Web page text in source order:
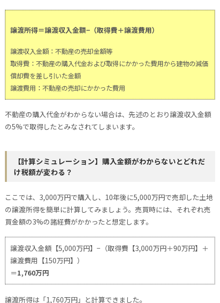
譲渡所得＝譲渡収入金額−（取得費＋譲渡費用）
譲渡収入金額：不動産の売却金額等
取得費：不動産の購入代金および取得にかかった費用から建物の減価
償却費を差し引いた金額
譲渡費用：不動産の売却にかかった費用
不動産の購入代金がわからない場合は、先述のとおり譲渡収入金額
の5%で取得したとみなされてしまいます。
【計算シミュレーション】購入金額がわからないとどれだ
け税額が変わる？
ここでは、3,000万円で購入し、10年後に5,000万円で売却した土地
の譲渡所得を簡単に計算してみましょう。売買時には、それぞれ売
買金額の3%の諸経費がかかったと想定します。
譲渡収入金額【5,000万円】−（取得費【3,000万円＋90万円】＋
譲渡費用【150万円】）
＝1,760万円
譲渡所得は「1,760万円」と計算できました。